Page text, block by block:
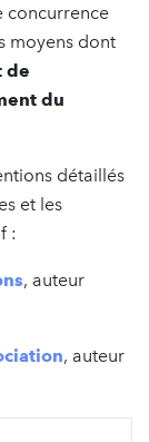
concurrence
moyens dont
de
du
détaillés
et les
:
, auteur
, auteur